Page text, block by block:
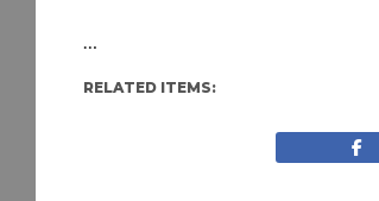
RELATED ITEMS: